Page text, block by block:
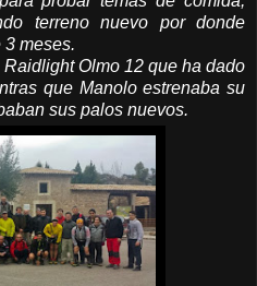
terreno nuevo por donde
meses.
Olmo 12 que ha dado
que Manolo estrenaba su
sus palos nuevos.